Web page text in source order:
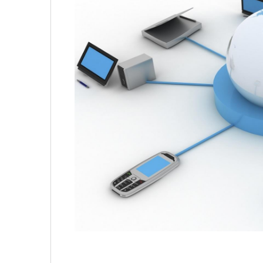
Không khí cổ vũ U23 Việt Nam tại BNC
sóng truyền hình K+